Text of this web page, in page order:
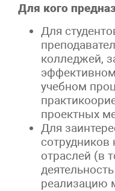
Для кого
Для
колледжей,
учебном
проектных
Для
отраслей (в
реализацию